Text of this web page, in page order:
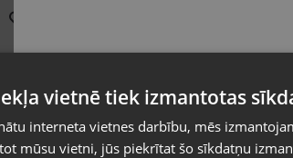
valsti
Vietnes saturs būs attēlots
vietnē tiek izmantotas
interneta vietnes darbību, mēs
mūsu vietni, jūs piekrītat šo sīkdatņu